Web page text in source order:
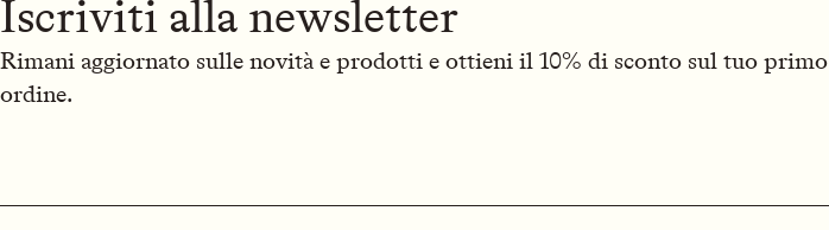
Iscriviti alla newsletter
Rimani aggiornato sulle novità e prodotti e ottieni il 10% di sconto sul tuo primo
ordine.